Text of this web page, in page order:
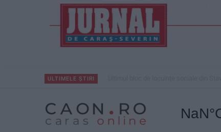
ULTIMELE ȘTIRI